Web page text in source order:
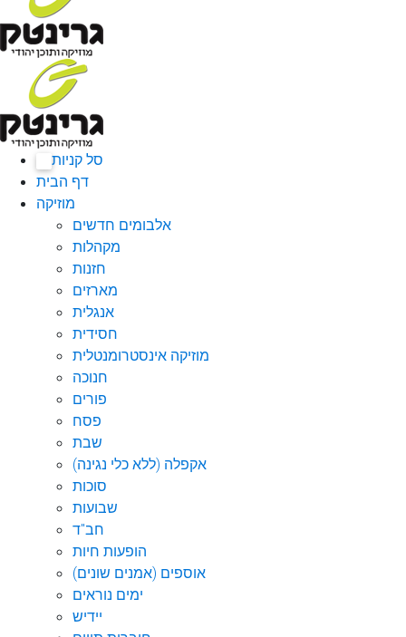
סל קניות
דף הבית
מוזיקה
אלבומים חדשים
מקהלות
חזנות
מארזים
אנגלית
חסידית
מוזיקה אינסטרומנטלית
חנוכה
פורים
פסח
שבת
אקפלה (ללא כלי נגינה)
סוכות
שבועות
חב"ד
הופעות חיות
אוספים (אמנים שונים)
ימים נוראים
יידיש